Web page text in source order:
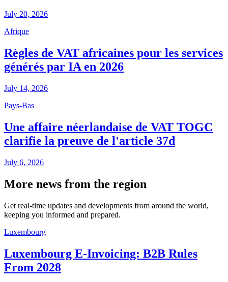
July 20, 2026
Afrique
Règles de VAT africaines pour les services
générés par IA en 2026
July 14, 2026
Pays-Bas
Une affaire néerlandaise de VAT TOGC
clarifie la preuve de l'article 37d
July 6, 2026
More news from the region
Get real-time updates and developments from around the world,
keeping you informed and prepared.
Luxembourg
Luxembourg E-Invoicing: B2B Rules
From 2028